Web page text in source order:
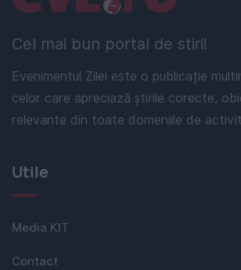
Cel mai bun portal de stiri!
Evenimentul Zilei este o publicație
celor care apreciază știrile corecte,
relevante din toate domeniile de
Utile
Media KIT
Contact